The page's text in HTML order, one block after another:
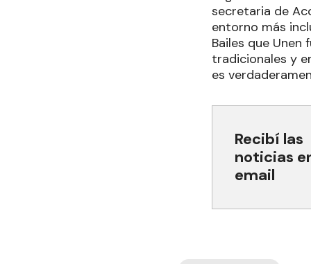
secretaria de
entorno más
Bailes que Unen
tradicionales y
es
Recibí las
noticias
email